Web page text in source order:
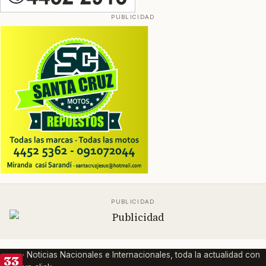
33 · Noticias Nacionales e Internacionales, toda la actualidad con